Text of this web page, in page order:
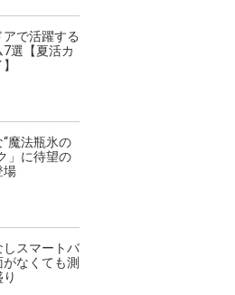
で活躍する
選【夏活カ
魔法瓶氷の
」に待望の
場
しスマートバ
なくても測